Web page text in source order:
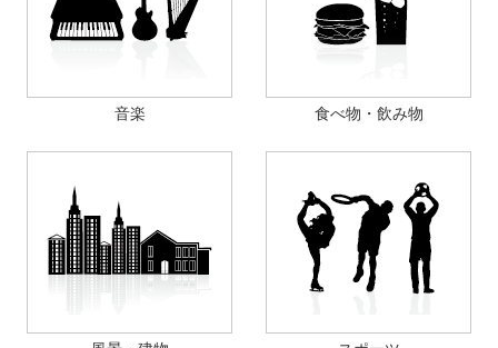
音楽 食べ物・飲み物